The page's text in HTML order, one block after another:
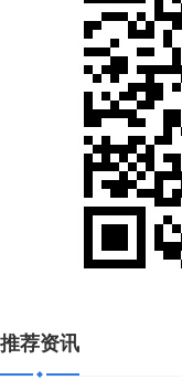
推荐资讯